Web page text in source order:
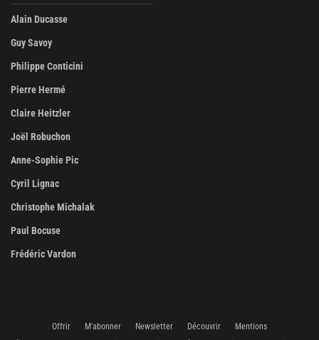
Alain Ducasse
Guy Savoy
Philippe Conticini
Pierre Hermé
Claire Heitzler
Joël Robuchon
Anne-Sophie Pic
Cyril Lignac
Christophe Michalak
Paul Bocuse
Frédéric Vardon
Offrir M'abonner Newsletter Découvrir
Mentions